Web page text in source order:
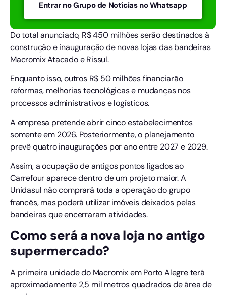
Entrar no Grupo de Notícias no Whatsapp
Do total anunciado, R$ 450 milhões serão destinados à
construção e inauguração de novas lojas das bandeiras
Macromix Atacado e Rissul.
Enquanto isso, outros R$ 50 milhões financiarão
reformas, melhorias tecnológicas e mudanças nos
processos administrativos e logísticos.
A empresa pretende abrir cinco estabelecimentos
somente em 2026. Posteriormente, o planejamento
prevê quatro inaugurações por ano entre 2027 e 2029.
Assim, a ocupação de antigos pontos ligados ao
Carrefour aparece dentro de um projeto maior. A
Unidasul não comprará toda a operação do grupo
francês, mas poderá utilizar imóveis deixados pelas
bandeiras que encerraram atividades.
Como será a nova loja no antigo
supermercado?
A primeira unidade do Macromix em Porto Alegre terá
aproximadamente 2,5 mil metros quadrados de área de